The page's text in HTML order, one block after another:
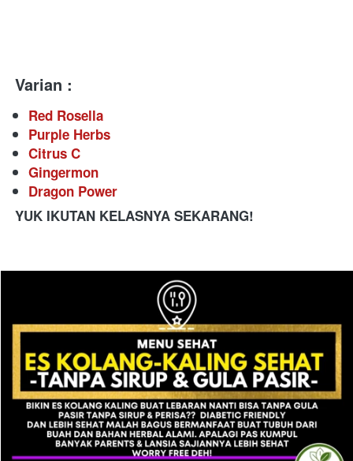
Varian :
Red Rosella
Purple Herbs
Citrus C
Gingermon
Dragon Power
YUK IKUTAN KELASNYA SEKARANG!